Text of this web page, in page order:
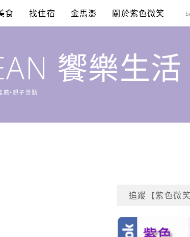
食 找住宿 金馬澎 關於紫色微笑
饗樂生活
薦•親子景點
追蹤【紫色微